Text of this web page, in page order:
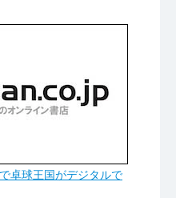
卓球王国がデジタルで